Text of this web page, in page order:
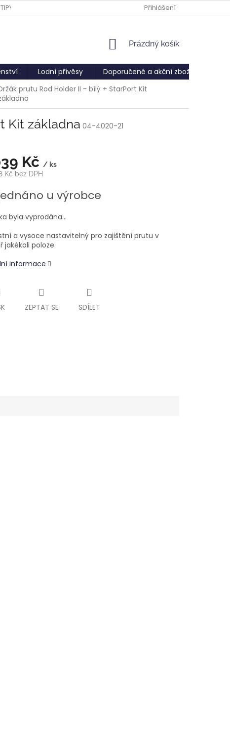
Přihlášení
NÁKUPNÍ
Prázdný košík
Lodní přívěsy Doporučené a akční zboží
prutu Rod Holder II - bílý + StarPort Kit
Kit základna 04-4020-21
Kč / ks
Kč bez DPH
u výrobce
byla vyprodána…
a vysoce nastavitelný pro zajištění prutu v
jakékoli poloze.
informace
ZEPTAT SE SDÍLET